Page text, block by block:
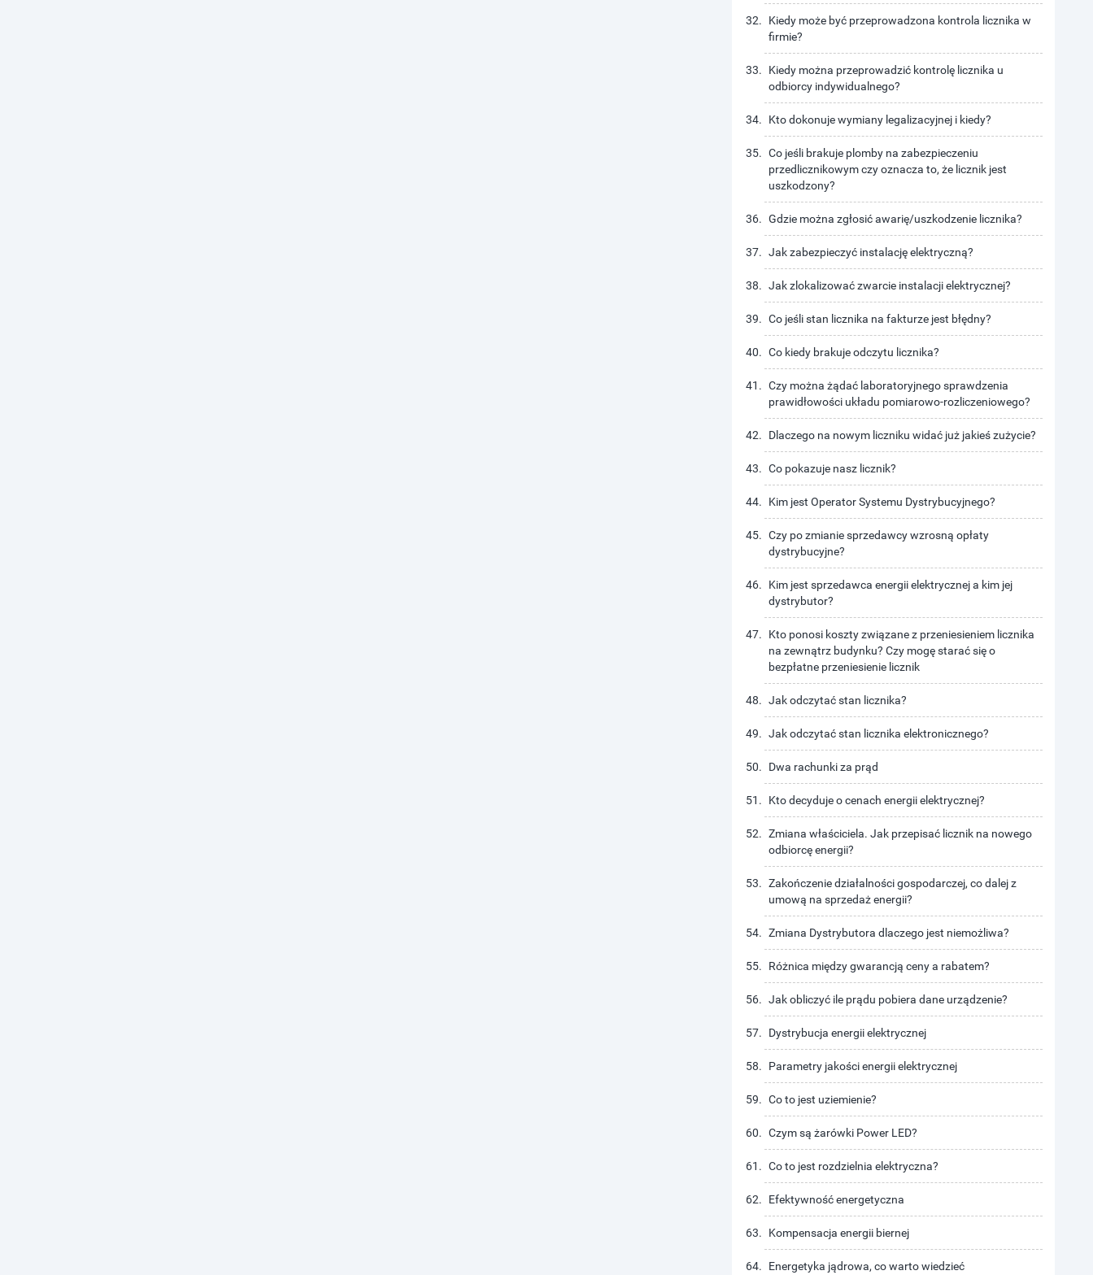
Kiedy może być przeprowadzona kontrola licznika w
firmie?
Kiedy można przeprowadzić kontrolę licznika u
odbiorcy indywidualnego?
Kto dokonuje wymiany legalizacyjnej i kiedy?
Co jeśli brakuje plomby na zabezpieczeniu
przedlicznikowym czy oznacza to, że licznik jest
uszkodzony?
Gdzie można zgłosić awarię/uszkodzenie licznika?
Jak zabezpieczyć instalację elektryczną?
Jak zlokalizować zwarcie instalacji elektrycznej?
Co jeśli stan licznika na fakturze jest błędny?
Co kiedy brakuje odczytu licznika?
Czy można żądać laboratoryjnego sprawdzenia
prawidłowości układu pomiarowo-rozliczeniowego?
Dlaczego na nowym liczniku widać już jakieś zużycie?
Co pokazuje nasz licznik?
Kim jest Operator Systemu Dystrybucyjnego?
Czy po zmianie sprzedawcy wzrosną opłaty
dystrybucyjne?
Kim jest sprzedawca energii elektrycznej a kim jej
dystrybutor?
Kto ponosi koszty związane z przeniesieniem licznika
na zewnątrz budynku? Czy mogę starać się o
bezpłatne przeniesienie licznik
Jak odczytać stan licznika?
Jak odczytać stan licznika elektronicznego?
Dwa rachunki za prąd
Kto decyduje o cenach energii elektrycznej?
Zmiana właściciela. Jak przepisać licznik na nowego
odbiorcę energii?
Zakończenie działalności gospodarczej, co dalej z
umową na sprzedaż energii?
Zmiana Dystrybutora dlaczego jest niemożliwa?
Różnica między gwarancją ceny a rabatem?
Jak obliczyć ile prądu pobiera dane urządzenie?
Dystrybucja energii elektrycznej
Parametry jakości energii elektrycznej
Co to jest uziemienie?
Czym są żarówki Power LED?
Co to jest rozdzielnia elektryczna?
Efektywność energetyczna
Kompensacja energii biernej
Energetyka jądrowa, co warto wiedzieć